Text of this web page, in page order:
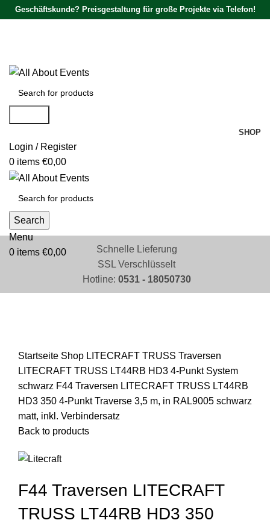
Geschäftskunde? Preisgestaltung für große Projekte via Telefon!
SHOP
Login / Register
0 items €0,00
Search
Menu
0 items €0,00
Schnelle Lieferung
SSL Verschlüsselt
Hotline: 0531 - 18050730
Startseite Shop LITECRAFT TRUSS Traversen
LITECRAFT TRUSS LT44RB HD3 4-Punkt System
schwarz F44 Traversen LITECRAFT TRUSS LT44RB
HD3 350 4-Punkt Traverse 3,5 m, in RAL9005 schwarz
matt, inkl. Verbindersatz
Back to products
F44 Traversen LITECRAFT
TRUSS LT44RB HD3 350